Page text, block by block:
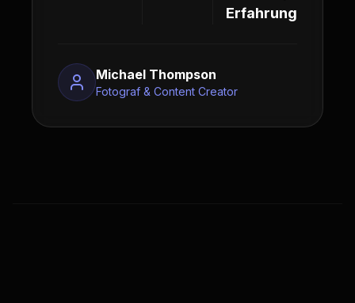
Erfahrung
Michael Thompson
Fotograf & Content Creator